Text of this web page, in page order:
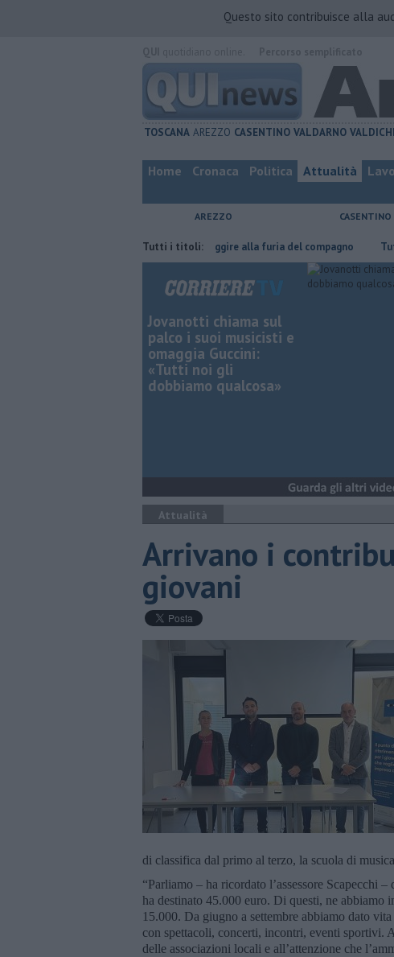
Questo sito contribuisce alla
TOSCANA AREZZO CASENTINO VALDARNO
Home Cronaca Politica Attualità
AREZZO CASENTINO
Tutti i titoli:
Nascosta in un bar per sfuggire alla furia del compagno ​Tutte le
Jovanotti chiama sul
palco i suoi musicisti e
omaggia Guccini:
«Tutti noi gli
dobbiamo qualcosa»
Attualità
Arrivano i
giovani
di classifica dal primo al terzo, la scuola di
“Parliamo – ha ricordato l’assessore Scapecchi
ha destinato 45.000 euro. Di questi, ne abbiamo
15.000. Da giugno a settembre abbiamo dato
con spettacoli, concerti, incontri, eventi sportivi.
delle associazioni locali e all’attenzione che